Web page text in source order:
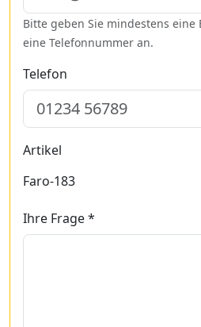
Bitte geben Sie mindestens eine
eine Telefonnummer an.
Telefon
Artikel
Faro-183
Ihre Frage *